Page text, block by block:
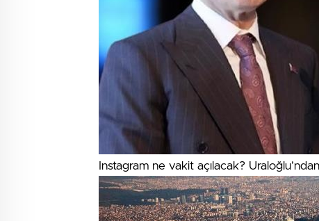
Instagram ne vakit açılacak?